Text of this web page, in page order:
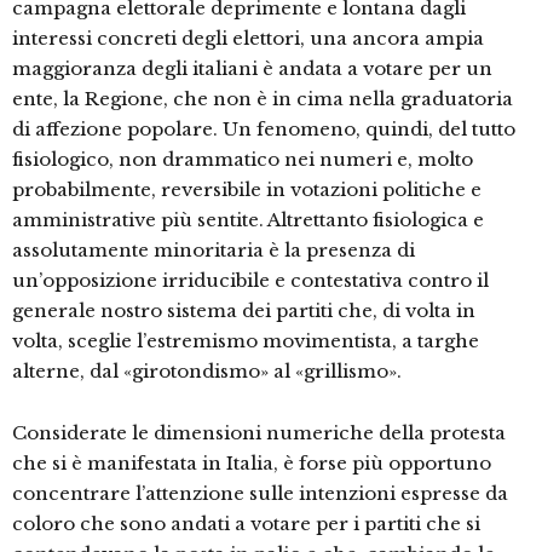
campagna elettorale deprimente e lontana dagli
interessi concreti degli elettori, una ancora ampia
maggioranza degli italiani è andata a votare per un
ente, la Regione, che non è in cima nella graduatoria
di affezione popolare. Un fenomeno, quindi, del tutto
fisiologico, non drammatico nei numeri e, molto
probabilmente, reversibile in votazioni politiche e
amministrative più sentite. Altrettanto fisiologica e
assolutamente minoritaria è la presenza di
un’opposizione irriducibile e contestativa contro il
generale nostro sistema dei partiti che, di volta in
volta, sceglie l’estremismo movimentista, a targhe
alterne, dal «girotondismo» al «grillismo».
Considerate le dimensioni numeriche della protesta
che si è manifestata in Italia, è forse più opportuno
concentrare l’attenzione sulle intenzioni espresse da
coloro che sono andati a votare per i partiti che si